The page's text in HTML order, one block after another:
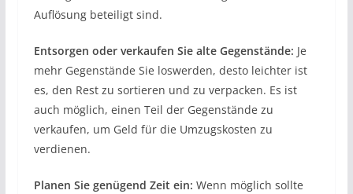
Auflösung beteiligt sind.
Entsorgen oder verkaufen Sie alte Gegenstände: Je
mehr Gegenstände Sie loswerden, desto leichter ist
es, den Rest zu sortieren und zu verpacken. Es ist
auch möglich, einen Teil der Gegenstände zu
verkaufen, um Geld für die Umzugskosten zu
verdienen.
Planen Sie genügend Zeit ein: Wenn möglich sollte